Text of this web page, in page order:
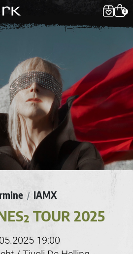
0
/ IAMX
TOUR 2025
19:00